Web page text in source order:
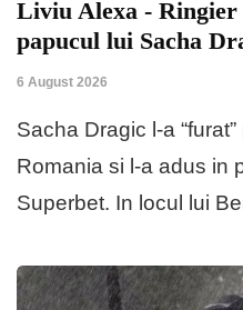
Liviu Alexa - Ringier
papucul lui Sacha
6 August 2026
Sacha Dragic l-a
Romania si l-a adus in
Superbet. In locul lui